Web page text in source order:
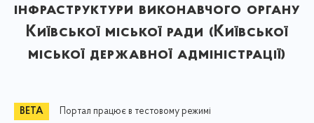
інфраструктури виконавчого органу
Київської міської ради (Київської
міської державної адміністрації)
Портал працює в тестовому режимі